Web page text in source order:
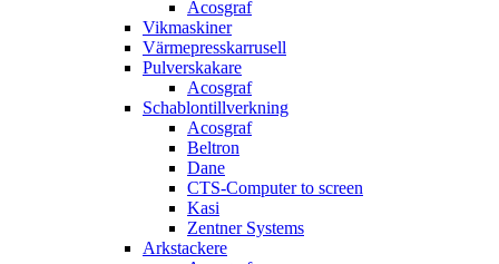
Acosgraf
Vikmaskiner
Värmepresskarrusell
Pulverskakare
Acosgraf
Schablontillverkning
Acosgraf
Beltron
Dane
CTS-Computer to screen
Kasi
Zentner Systems
Arkstackere